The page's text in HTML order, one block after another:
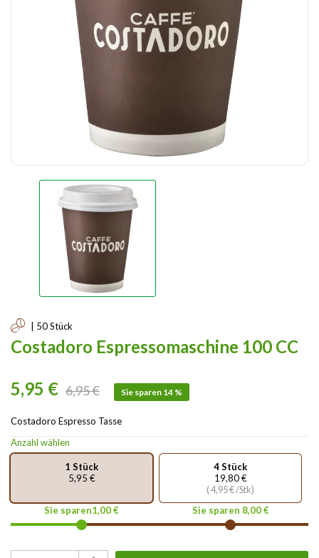
| 50 Stück
Costadoro Espressomaschine 100 CC
5,95 € 6,95 € Sie sparen 14 %
Costadoro Espresso Tasse
Anzahl wählen
1 Stück
5,95 €
Sie sparen1,00 €
4 Stück
19,80 €
( 4,95 € /Stk)
Sie sparen 8,00 €